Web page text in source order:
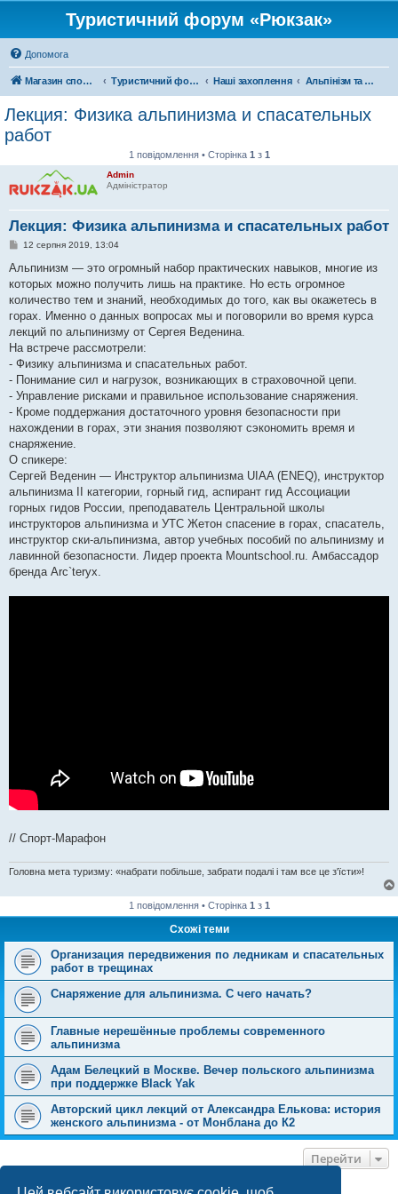
Туристичний форум «Рюкзак»
Допомога
Магазин спорядження Туристичний форум «Рюкзак» Наші захоплення Альпінізм та скелелазіння
Лекция: Физика альпинизма и спасательных
работ
1 повідомлення • Сторінка 1 з 1
Admin
Адміністратор
Лекция: Физика альпинизма и спасательных работ
П
в
д
о
л
е
н
я
12 серпня 2019, 13:04
Альпинизм — это огромный набор практических навыков, многие из
которых можно получить лишь на практике. Но есть огромное
количество тем и знаний, необходимых до того, как вы окажетесь в
горах. Именно о данных вопросах мы и поговорили во время курса
лекций по альпинизму от Сергея Веденина.
На встрече рассмотрели:
- Физику альпинизма и спасательных работ.
- Понимание сил и нагрузок, возникающих в страховочной цепи.
- Управление рисками и правильное использование снаряжения.
- Кроме поддержания достаточного уровня безопасности при
нахождении в горах, эти знания позволяют сэкономить время и
снаряжение.
О спикере:
Сергей Веденин — Инструктор альпинизма UIAA (ENEQ), инструктор
альпинизма II категории, горный гид, аспирант гид Ассоциации
горных гидов России, преподаватель Центральной школы
инструкторов альпинизма и УТС Жетон спасение в горах, спасатель,
инструктор ски-альпинизма, автор учебных пособий по альпинизму и
лавинной безопасности. Лидер проекта Mountschool.ru. Амбассадор
бренда Arc`teryx.
// Спорт-Марафон
Головна мета туризму: «набрати побільше, забрати подалі і там все це з'їсти»!
1 повідомлення • Сторінка 1 з 1
Схожі теми
Организация передвижения по ледникам и спасательных
работ в трещинах
Снаряжение для альпинизма. С чего начать?
Главные нерешённые проблемы современного
альпинизма
Адам Белецкий в Москве. Вечер польского альпинизма
при поддержке Black Yak
Авторский цикл лекций от Александра Елькова: история
женского альпинизма - от Монблана до К2
Перейти